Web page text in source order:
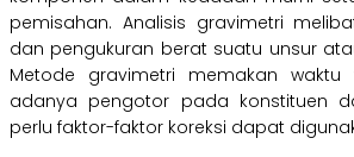
pemisahan. Analisis gravimetri
dan pengukuran berat suatu unsur
Metode gravimetri memakan
adanya pengotor pada konstituen
perlu faktor-faktor koreksi dapat